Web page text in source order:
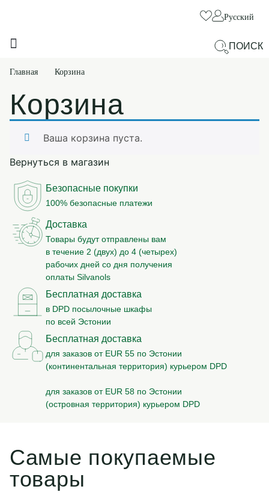
Русский
ПОИСК
Главная Корзина
Корзина
Ваша корзина пуста.
Вернуться в магазин
Безопасные покупки
100% безопасные платежи
Доставка
Товары будут отправлены вам
в течение 2 (двух) до 4 (четырех)
рабочих дней со дня получения
оплаты Silvanols
Бесплатная доставка
в DPD посылочные шкафы
по всей Эстонии
Бесплатная доставка
для заказов от EUR 55 по Эстонии
(континентальная территория) курьером DPD
для заказов от EUR 58 по Эстонии
(островная территория) курьером DPD
Самые покупаемые
товары